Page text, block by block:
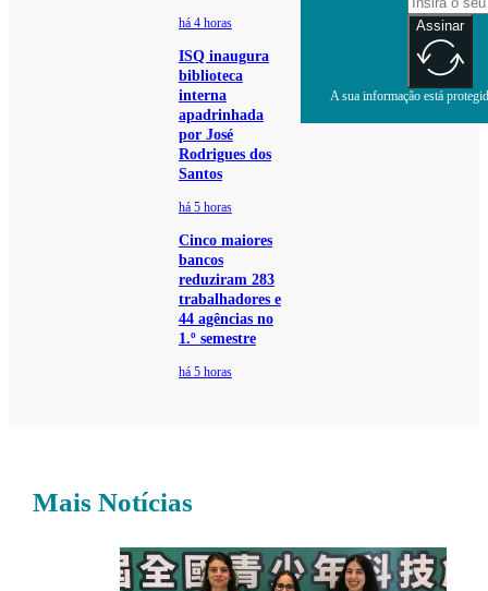
há 4 horas
ISQ inaugura
biblioteca
interna
apadrinhada
por José
Rodrigues dos
Santos
há 5 horas
Cinco maiores
bancos
reduziram 283
trabalhadores e
44 agências no
1.º semestre
há 5 horas
Assinar
A sua informação está
Mais Notícias